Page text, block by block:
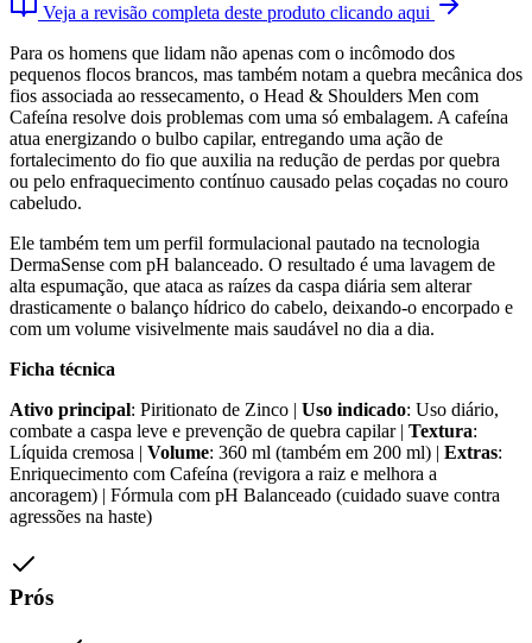
Veja a revisão completa deste produto clicando aqui
Para os homens que lidam não apenas com o incômodo dos
pequenos flocos brancos, mas também notam a quebra mecânica dos
fios associada ao ressecamento, o Head & Shoulders Men com
Cafeína resolve dois problemas com uma só embalagem. A cafeína
atua energizando o bulbo capilar, entregando uma ação de
fortalecimento do fio que auxilia na redução de perdas por quebra
ou pelo enfraquecimento contínuo causado pelas coçadas no couro
cabeludo.
Ele também tem um perfil formulacional pautado na tecnologia
DermaSense com pH balanceado. O resultado é uma lavagem de
alta espumação, que ataca as raízes da caspa diária sem alterar
drasticamente o balanço hídrico do cabelo, deixando-o encorpado e
com um volume visivelmente mais saudável no dia a dia.
Ficha técnica
Ativo principal: Piritionato de Zinco | Uso indicado: Uso diário,
combate a caspa leve e prevenção de quebra capilar | Textura:
Líquida cremosa | Volume: 360 ml (também em 200 ml) | Extras:
Enriquecimento com Cafeína (revigora a raiz e melhora a
ancoragem) | Fórmula com pH Balanceado (cuidado suave contra
agressões na haste)
Prós